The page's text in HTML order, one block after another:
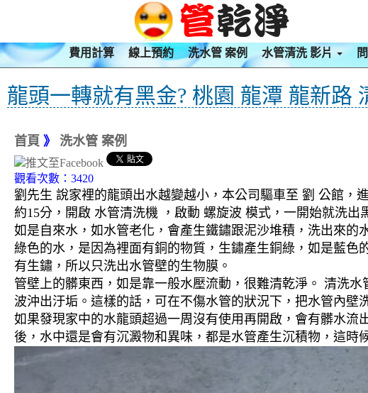
費用計算 線上預約 洗水管 案例 水管清洗 影片
龍頭一轉就有黑金? 桃園 龍潭 龍新路
首頁 》 洗水管 案例
觀看次數：3420
劉先生 說家裡的龍頭出水越變越小，本公司驅車至 劉 公館，
約15分，開啟 水管清洗機 ，啟動 螺旋波 模式，一開始就洗
如是自來水，如水管老化，會產生鐵鏽跟泥沙堆積，洗出來
綠色的水，是因為裡面有銅的物質，生鏽產生銅綠，如是藍
有生鏽，所以只洗出水管壁的生物膜。
管壁上的髒東西，如是靠一般水壓流動，很難清乾淨。 清洗
波沖出汙垢。這樣的話，可在不傷水管的狀況下，把水管內壁
如果發現家中的水龍頭超過一周沒有使用再開啟，會有髒水
後，水中還是會有沉澱物和異味，都是水管產生沉積物，這時